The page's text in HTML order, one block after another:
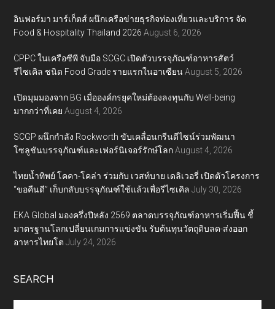
อินฟอร์มา มาร์เก็ตส์ ผนึกเครือข่ายธุรกิจท่องเที่ยวและบริการ จัด
Food & Hospitality Thailand 2026 August 6, 2026
CPPC ในเครือซีพี จับมือ SCGC เปิดตัวบรรจุภัณฑ์อาหารสัตว์
รีไซเคิล ชนิด Food Grade รายแรกในอาเซียน August 5, 2026
เปิดมุมมองจาก BG เมื่อองค์กรยุคใหม่ต้องลงทุนกับ Well-being
มากกว่าที่เคย August 4, 2026
SCGP ผนึกกำลัง Rockworth ขับเคลื่อนกรีนดีไซน์ร่วมพัฒนา
โซลูชันบรรจุภัณฑ์และเฟอร์นิเจอร์รักษ์โลก August 4, 2026
ไทยน้ำทิพย์ โคคา-โคล่า ร่วมกับ เวสท์บาย เดลิเวอรี่ เปิดตัวโครงการ
“ขอคืนดี” เก็บกลับบรรจุภัณฑ์ใช้แล้วเพื่อรีไซเคิล July 30, 2026
EKA Global มองครึ่งปีหลัง 2569 ตลาดบรรจุภัณฑ์อาหารเริ่มฟื้น ชี้
มาตรฐานโลกเปลี่ยนเกมการแข่งขัน รับต้นทุนวัตถุดิบลด-ส่งออก
อาหารไทยโต July 24, 2026
SEARCH